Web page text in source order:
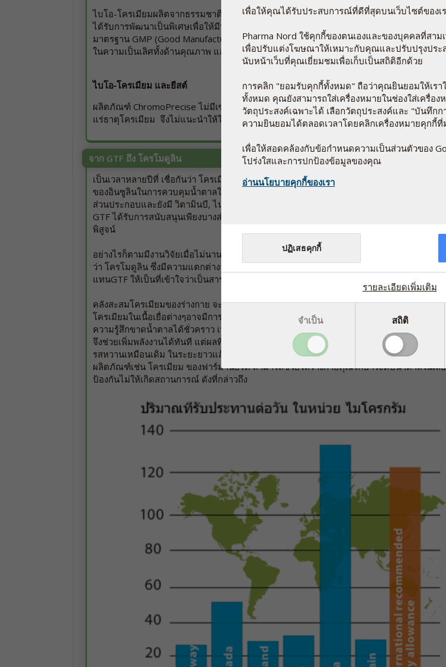
ไบโอ-โครเมียมผลิตจากธรรมชาติในรูปแบบออร์แกนิค ที่เรียกว่า ChromoPrecise® ซึ่งเป็นโ
ได้รับการพัฒนาเป็นพิเศษเพื่อให้มีประสิทธิผลในการดูดซึมอย่างสูงสุด ไบโอ-โครเมียมถูกผลิต
มาตรฐาน GMP (Good Manufacturing Practice) และมาตรฐานการผลิตยาระดับสูงสุดเพื่อส
ในความเป็นเลิศทั้งด้านคุณภาพ และความปลอดภัยที่มีเอกสารยืนยันอย่างมากมาย
ไบโอ-โครเมียม และยีสต์
ผลิตภัณฑ์ ChromoPrecise ไม่มีเซลล์ยีสต์ที่มีชีวิต แต่ใช้ส่วนผสมของ ผงแห้งจากยีสต์ที่อุดมด้
แร่ธาตุโครเมียม จึงไม่แนะนำให้ใช้ ChromoPrecise ในกลุ่มคนที่มีอาการแพ้ยีสต์
จาก GTF ถึง โครโมดูลิน
เป็นเวลาหลายปีที่ เชื่อกันว่า โครเมียมเป็นส่วนหนึ่งของสารที่เรียกว่า GTF (สารประกอบที่ช่วยใ
ของอินซูลินในการควบคุมน้ำตาลในเลือด Glucose Tolerance Factor) และเชื่อกันว่าสารGTF
ส่วนประกอบและยังมี วิตามินบี, ไนอะซิน และกรดอะมิโน อย่างไกลซีน, ซีสเตอีน และกรดกลูต
GTF ได้รับการสนับสนุนเพียงบางส่วน และการมีอยู่จริงของโมเลกุล GTF ที่แน่ชัดในร่างกายยังไ
พิสูจน์
อย่างไรก็ตามมีงานวิจัยเมื่อไม่นานมานี้ แสดงให้เห็นว่ามีโมเลกุลซึ่งมีโครเมียมเป็นส่วนประกอ
ว่า โครโมดูลิน ซึ่งมีความแตกต่างจาก GTF แต่คงคุณสมบัติในแบบเดียวกัน ดังนั้นเมื่อเรากล่า
แทนGTF ให้เป็นที่เข้าใจว่าเป็นสารให้ประโยชน์แบบเดียวกัน
คลังสะสมโครเมียมของร่างกาย จะมีธาตุโครเมียมอยู่ที่ประมาณ 4-6 มก. เมื่ออายุเพิ่มขึ้น ควา
โครเมียมในเนื้อเยื่อต่างๆอาจมีการลดลงอย่างมาก การรับประทานอาหาร ของว่างที่มีรสหวาน
ความรู้สึกขาดน้ำตาลได้ชั่วคราว เนื่องจากเป็นการ "เพิ่มน้ำตาลเข้าร่างกายโดยฉับพลัน" (quick
จึงช่วยเพิ่มพลังงานได้ทันที แต่ผลที่ได้ไม่ยั่งยืนเป็นการช่วยเพียงช่วงสั้นๆ และจะกลับมาสู่ความต้
รสหวานเหมือนเดิม ในระยะยาวแล้วภาวะการโหยหาอาหารรสหวานหรือน้ำตาลอาจมีผลลบต่
ผลิตภัณฑ์เช่น โครเมียม ของฟาร์มานอร์ด สามารถช่วยให้ร่างกายคุณรักษาระดับน้ำตาลในเลื
ป้องกันไม่ให้เกิดสถานการณ์ ดังที่กล่าวถึง
เพื่อให้คุณได้รับประสบการณ์ที่ดีที่สุดบนเว็บไซต์ของเร
Pharma Nord ใช้คุกกี้ของตนเองและของบุคคลที่สา
เพื่อปรับแต่งโฆษณาให้เหมาะกับคุณและปรับปรุงปร
นับหน้าเว็บที่คุณเยี่ยมชมเพื่อเก็บเป็นสถิติอีกด้วย
การคลิก "ยอมรับคุกกี้ทั้งหมด" ถือว่าคุณยินยอมให้เรา
ทั้งหมด คุณยังสามารถใส่เครื่องหมายในช่องใส่เครื่อ
วัตถุประสงค์เฉพาะได้ เลือกวัตถุประสงค์และ "บันทึก
ความยินยอมได้ตลอดเวลาโดยคลิกเครื่องหมายคุกกี้
เพื่อให้สอดคล้องกับข้อกำหนดความเป็นส่วนตัวของ
โปร่งใสและการปกป้องข้อมูลของคุณ
อ่านนโยบายคุกกี้ของเรา
ปฏิเสธคุกกี้
รายละเอียดเพิ่มเติม
จำเป็น สถิติ